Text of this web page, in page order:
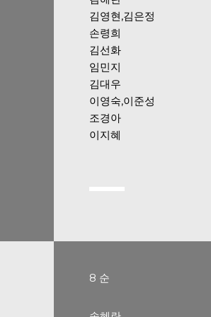
김영현,김은정
손령희
김선화
임민지
김대우
이영숙,이준성
조경아
이지혜
8 순